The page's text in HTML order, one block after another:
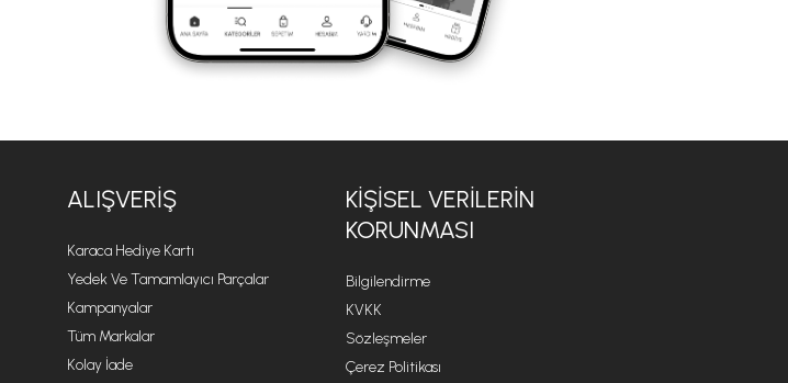
ALIŞVERIŞ
Karaca Hediye Kartı
Yedek Ve Tamamlayıcı Parçalar
Kampanyalar
Tüm Markalar
Kolay İade
KIŞISEL VERILERIN
KORUNMASI
Bilgilendirme
KVKK
Sözleşmeler
Çerez Politikası